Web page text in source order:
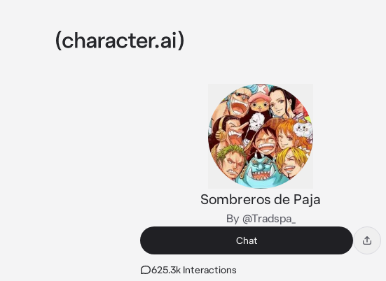
Sombreros de Paja
By @Tradspa_
Chat
625.3k Interactions